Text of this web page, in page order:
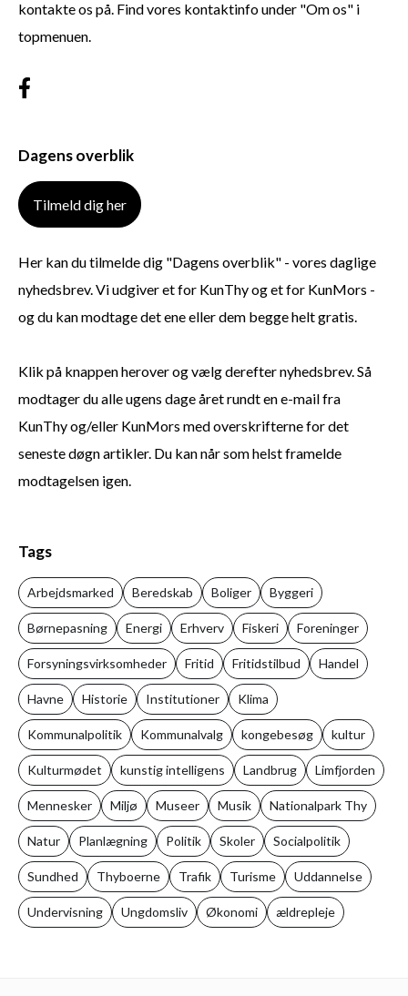
kontakte os på. Find vores kontaktinfo under "Om os" i
topmenuen.
Dagens overblik
Tilmeld dig her
Her kan du tilmelde dig "Dagens overblik" - vores daglige
nyhedsbrev. Vi udgiver et for KunThy og et for KunMors -
og du kan modtage det ene eller dem begge helt gratis.
Klik på knappen herover og vælg derefter nyhedsbrev. Så
modtager du alle ugens dage året rundt en e-mail fra
KunThy og/eller KunMors med overskrifterne for det
seneste døgn artikler. Du kan når som helst framelde
modtagelsen igen.
Tags
Arbejdsmarked Beredskab Boliger Byggeri
Børnepasning Energi Erhverv Fiskeri Foreninger
Forsyningsvirksomheder Fritid Fritidstilbud Handel
Havne Historie Institutioner Klima
Kommunalpolitik Kommunalvalg kongebesøg kultur
Kulturmødet kunstig intelligens Landbrug Limfjorden
Mennesker Miljø Museer Musik Nationalpark Thy
Natur Planlægning Politik Skoler Socialpolitik
Sundhed Thyboerne Trafik Turisme Uddannelse
Undervisning Ungdomsliv Økonomi ældrepleje